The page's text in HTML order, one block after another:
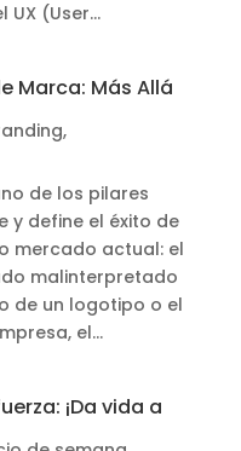
(User...
Marca: Más Allá
,
de los pilares
y define el éxito de
mercado actual: el
malinterpretado
de un logotipo o el
el...
¡Da vida a